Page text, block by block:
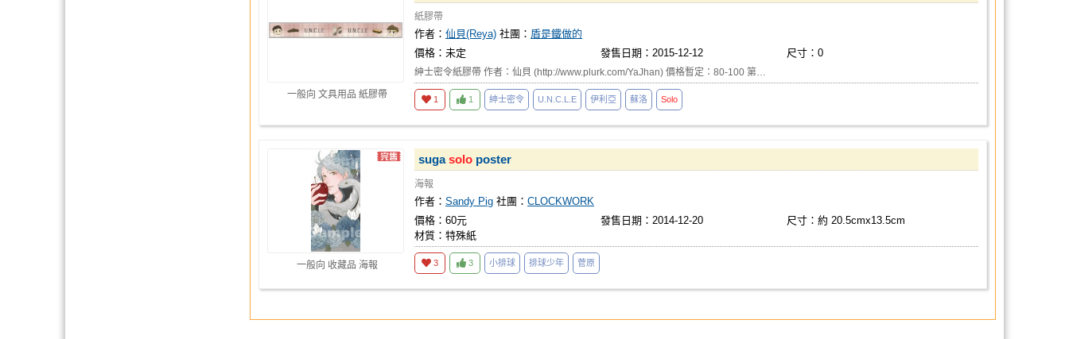
一般向 文具用品 紙膠帶
紙膠帶
作者： 仙貝(Reya) 社團： 盾是鐵做的
價格：未定
發售日期：2015-12-12 尺寸：0
紳士密令紙膠帶 作者：仙貝 (http://www.plurk.com/YaJhan) 價格暫定：80-100 第…
1 1 紳士密令 U.N.C.L.E 伊利亞 蘇洛 Solo
一般向 收藏品 海報
sugasolo poster
海報
作者： Sandy Pig 社團： CLOCKWORK
價格：60元
發售日期：2014-12-20
尺寸：約 20.5cmx13.5cm
材質：特殊紙
3 3 小排球 排球少年 菅原